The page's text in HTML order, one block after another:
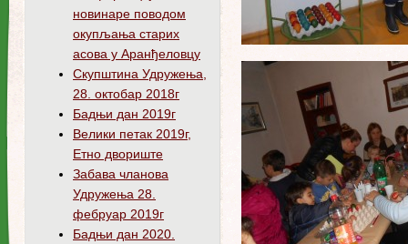
новинаре поводом
окупљања старих
асова у Аранђеловцу
Скупштина Удружења,
28. октобар 2018г
Бадњи дан 2019г
Велики петак 2019г,
Етно двориште
Забава чланова
Удружења 28.
фебруар 2019г
Бадњи дан 2020.